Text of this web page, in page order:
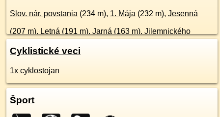
Slov. nár. povstania (234 m), 1. Mája (232 m), Jesenná
(207 m), Letná (191 m), Jarná (163 m), Jilemnického
(134 m),Jesenského
Cyklistické veci
1x cyklostojan
Šport